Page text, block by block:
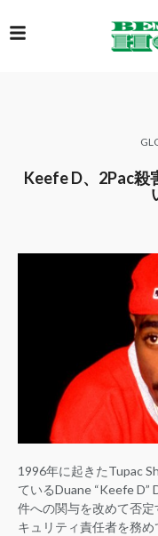
Keefe D、2Pac殺
1996年に起きたTupac
ているDuane “Keefe D”
件への関与を改めて否
キュリティ責任者を務